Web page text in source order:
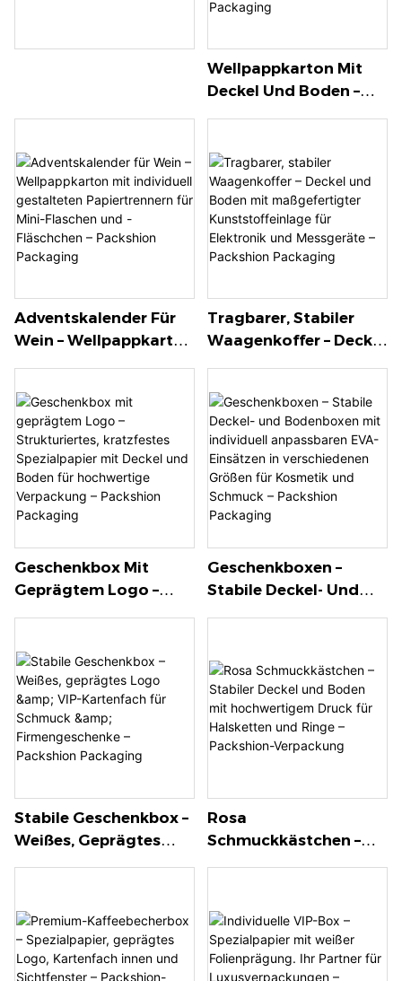
Wellpappkarton Mit
Deckel Und Boden –
Schutz Und Zur
Präsentation Des
Produkts – Packshion
Packaging
Adventskalender Für
Wein – Wellpappkarton
Papiertrennern Für
Mini-Flaschen Und -
Fläschchen –
Packshion Packaging
Tragbarer, Stabiler
Waagenkoffer – Deckel
Kunststoffeinlage Für
Elektronik Und
Messgeräte –
Packshion Packaging
Geschenkbox Mit
Geprägtem Logo –
Spezialpapier Mit
Deckel Und Boden Für
Hochwertige
Verpackung –
Packshion Packaging
Geschenkboxen –
Stabile Deckel- Und
Anpassbaren EVA-
Einsätzen In
Verschiedenen Größen
Für Kosmetik Und
Schmuck – Packshion
Stabile Geschenkbox –
Weißes, Geprägtes
Firmengeschenke –
Packshion Packaging
Rosa
Schmuckkästchen –
Hochwertigem Druck
Für Halsketten Und
Ringe – Packshion-
Verpackung